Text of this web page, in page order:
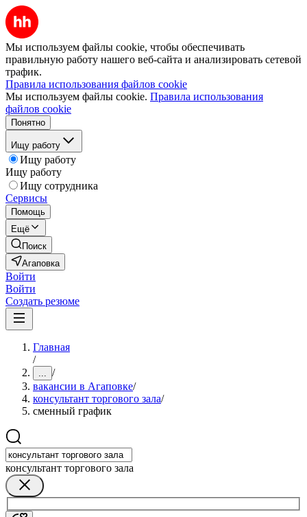
Мы используем файлы cookie, чтобы обеспечивать
правильную работу нашего веб-сайта и анализировать сетевой
трафик.
Правила использования файлов cookie
Мы используем файлы cookie. Правила использования
файлов cookie
Понятно
Ищу работу
Ищу работу
Ищу работу
Ищу сотрудника
Сервисы
Помощь
Ещё
Поиск
Агаповка
Войти
Войти
Создать резюме
Главная
/
... /
вакансии в Агаповке/
консультант торгового зала/
сменный график
консультант торгового зала